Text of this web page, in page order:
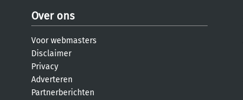
Over ons
Voor webmasters
Disclaimer
Privacy
Adverteren
Partnerberichten